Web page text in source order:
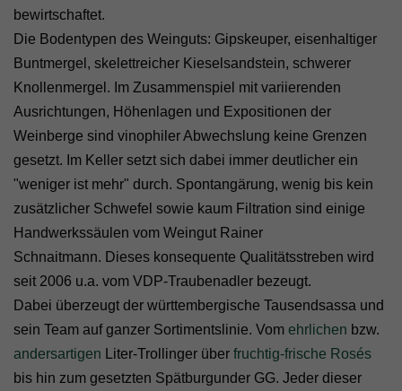
bewirtschaftet.
Die Bodentypen des Weinguts: Gipskeuper, eisenhaltiger
Buntmergel, skelettreicher Kieselsandstein, schwerer
Knollenmergel. Im Zusammenspiel mit variierenden
Ausrichtungen, Höhenlagen und Expositionen der
Weinberge sind vinophiler Abwechslung keine Grenzen
gesetzt. Im Keller setzt sich dabei immer deutlicher ein
"weniger ist mehr" durch. Spontangärung, wenig bis kein
zusätzlicher Schwefel sowie kaum Filtration sind einige
Handwerkssäulen vom Weingut Rainer
Schnaitmann. Dieses konsequente Qualitätsstreben wird
seit 2006 u.a. vom VDP-Traubenadler bezeugt.
Dabei überzeugt der württembergische Tausendsassa und
sein Team auf ganzer Sortimentslinie. Vom ehrlichen bzw.
andersartigen Liter-Trollinger über fruchtig-frische Rosés
bis hin zum gesetzten Spätburgunder GG. Jeder dieser